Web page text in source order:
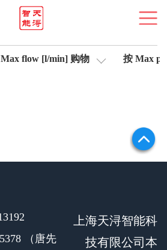
flow [l/min] 购物 按 Max
（唐先
上海天浔智能科
技有限公司本